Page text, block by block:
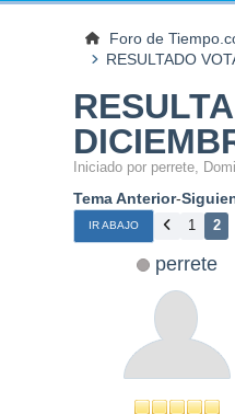
Foro de
RESULTADO
Iniciado por perrete,
Tema Anterior-
IR ABAJO 1 2
perrete